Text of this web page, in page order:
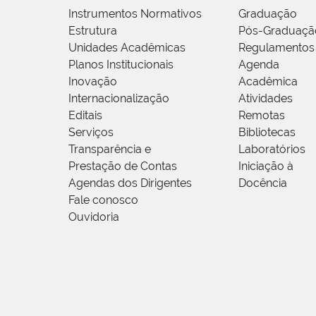
Instrumentos Normativos
Estrutura
Unidades Acadêmicas
Planos Institucionais
Inovação
Internacionalização
Editais
Serviços
Transparência e
Prestação de Contas
Agendas dos Dirigentes
Fale conosco
Ouvidoria
Graduação
Pós-
Regulamentos
Agenda
Acadêmica
Atividades
Remotas
Bibliotecas
Laboratórios
Iniciação à
Docência